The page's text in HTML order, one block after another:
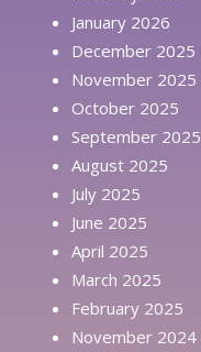
January 2026
December 2025
November 2025
October 2025
September 2025
August 2025
July 2025
June 2025
April 2025
March 2025
February 2025
November 2024